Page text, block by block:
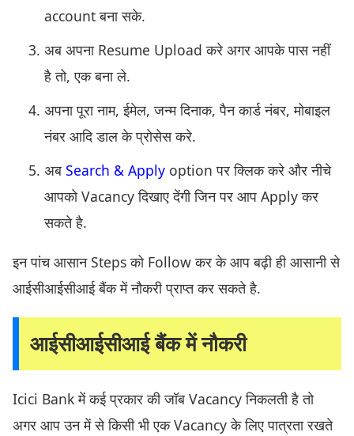
account बना सके.
अब अपना Resume Upload करे अगर आपके पास नहीं
है तो, एक बना ले.
अपना पूरा नाम, ईमेल, जन्म दिनाक, पैन कार्ड नंबर, मोबाइल
नंबर आदि डाल के प्रोसेस करे.
अब Search & Apply option पर क्लिक करे और नीचे
आपको Vacancy दिखाए देंगी जिन पर आप Apply कर
सकते है.
इन पांच आसान Steps को Follow कर के आप बढ़ी ही आसानी से
आईसीआईसीआई बैंक में नौकरी प्राप्त कर सकते है.
आईसीआईसीआई बैंक में नौकरी
Icici Bank में कई प्रकार की जॉब Vacancy निकलती है तो
अगर आप उन में से किसी भी एक Vacancy के लिए पात्रता रखते